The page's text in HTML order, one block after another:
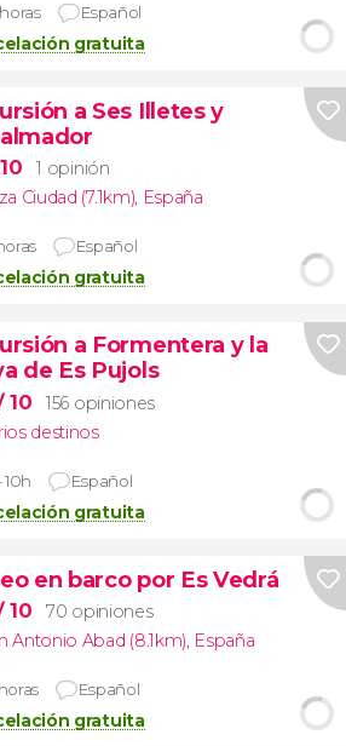
horas Español
gratuita
a Ses Illetes y
1 opinión
Ciudad (7.1km), España
Español
gratuita
a Formentera y la
de Es Pujols
10
156 opiniones
destinos
10h Español
gratuita
en barco por Es Vedrá
10
70 opiniones
Antonio Abad (8.1km), España
Español
gratuita